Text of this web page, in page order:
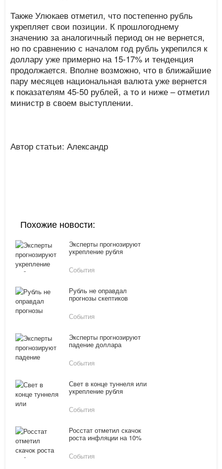
Также Улюкаев отметил, что постепенно рубль
укрепляет свои позиции. К прошлогоднему
значению за аналогичный период он не вернется,
но по сравнению с началом год рубль укрепился к
доллару уже примерно на 15-17% и тенденция
продолжается. Вполне возможно, что в ближайшие
пару месяцев национальная валюта уже вернется
к показателям 45-50 рублей, а то и ниже – отметил
министр в своем выступлении.
Автор статьи: Александр
Похожие новости:
Эксперты прогнозируют
укрепление рубля
События
Рубль не оправдал
прогнозы скептиков
События
Эксперты прогнозируют
падение доллара
События
Свет в конце туннеля или
укрепление рубля
События
Росстат отметил скачок
роста инфляции на 10%
События